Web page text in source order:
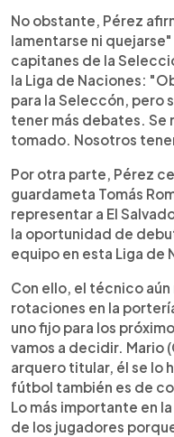
No obstante, Pérez
lamentarse ni
capitanes de la
la Liga de Naciones:
para la Seleccón, pero
tener más debates. Se
tomado. Nosotros
Por otra parte, Pérez
guardameta Tomás
representar a El
la oportunidad de
equipo en esta Liga de
Con ello, el técnico
rotaciones en la
uno fijo para los
vamos a decidir. Mario
arquero titular, él se lo
fútbol también es de
Lo más importante en
de los jugadores